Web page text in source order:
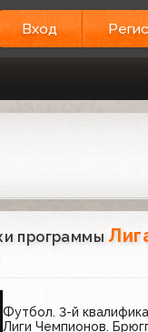
Вход
программы
Футбол. 3-й
Лиги Чемпионов.